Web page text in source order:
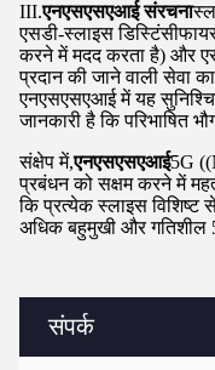
संपर्क
III.एनएसएसएआई संरचना
एसडी-स्लाइस
करने में मदद करता है) और
प्रदान की जाने वाली सेवा
एनएसएसएआई में यह
जानकारी है कि परिभाषित
संक्षेप में,एनएसएसएआई5G
प्रबंधन को सक्षम करने में
कि प्रत्येक स्लाइस
अधिक बहुमुखी और गतिशील